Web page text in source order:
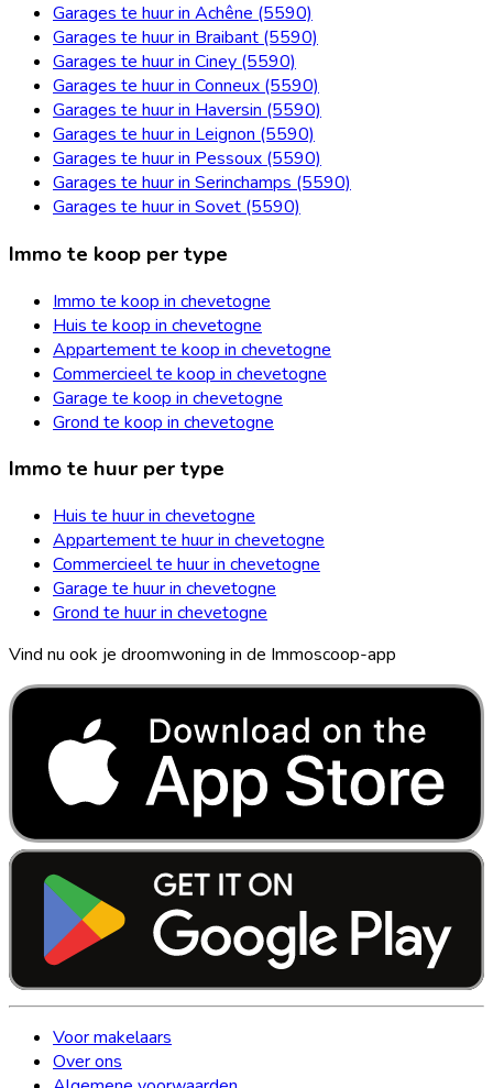
Garages te huur in Achêne (5590)
Garages te huur in Braibant (5590)
Garages te huur in Ciney (5590)
Garages te huur in Conneux (5590)
Garages te huur in Haversin (5590)
Garages te huur in Leignon (5590)
Garages te huur in Pessoux (5590)
Garages te huur in Serinchamps (5590)
Garages te huur in Sovet (5590)
Immo te koop per type
Immo te koop in chevetogne
Huis te koop in chevetogne
Appartement te koop in chevetogne
Commercieel te koop in chevetogne
Garage te koop in chevetogne
Grond te koop in chevetogne
Immo te huur per type
Huis te huur in chevetogne
Appartement te huur in chevetogne
Commercieel te huur in chevetogne
Garage te huur in chevetogne
Grond te huur in chevetogne
Vind nu ook je droomwoning in de Immoscoop-app
Voor makelaars
Over ons